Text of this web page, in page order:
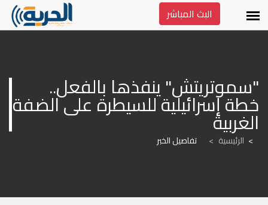
البث المباشر
الغربية
الرئيسية > تفاصيل الخبر